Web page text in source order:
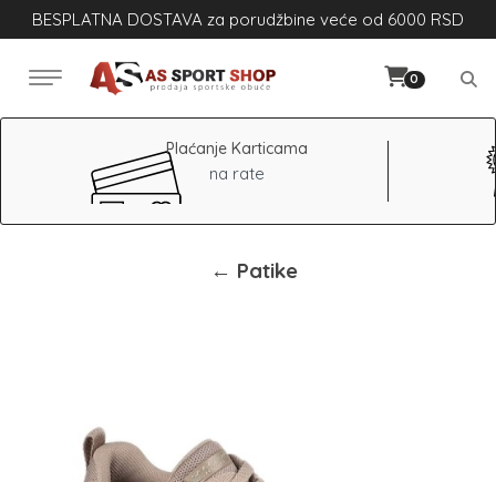
BESPLATNA DOSTAVA za porudžbine veće od 6000 RSD
0
Plaćanje Karticama
na rate
← Patike